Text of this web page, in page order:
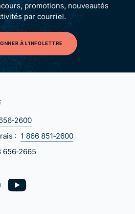
promotions, nouveautés
par courriel.
À L'INFOLETTRE
: 1 866 851‑2600
656‑2665